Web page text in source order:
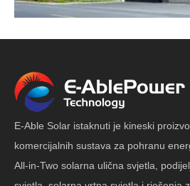
E-Able Solar istaknuti je kineski
komercijalnih sustava za pohranu
All-in-Two solarna ulična svjetla,